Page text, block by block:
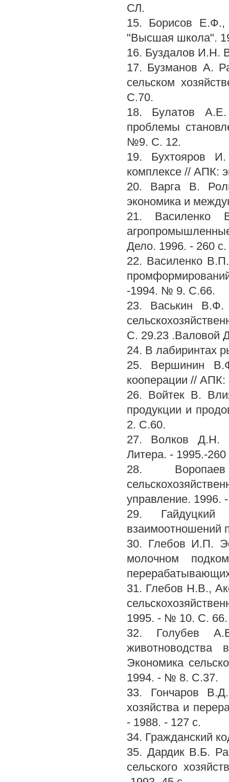
СЛ.
15. Борисов
"Высшая школа".
16. Буздалов И.Н.
17. Бузманов А.
сельском
С.70.
18. Булатов
проблемы
№9. С. 12.
19. Бухтояров И.
комплексе // АПК:
20. Варга В.
экономика и
21. Василенко
Дело. 1996. - 260 с.
22. Василенко
-1994. № 9. С.66.
23. Васькин В.Ф.
С. 29.23 .Валовой
24. В лабиринтах
25. Вершинин
кооперации //
26. Войтек В.
продукции и
2. С.60.
27. Волков Д.Н.
Литера. - 1995.-260
28.
управление.
29.
взаимоотношений
30. Глебов И.П.
молочном
31. Глебов Н.В.,
1995. - № 10. С. 66.
32. Голубев А.В.
Экономика
1994. - № 8. С.37.
33. Гончаров
хозяйства и
- 1988. - 127 с.
34. Гражданский
35. Дардик В.Б.
сельского